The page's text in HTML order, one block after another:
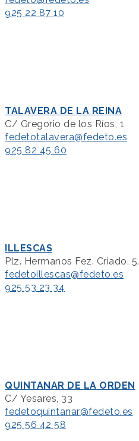
925 22 87 10
TALAVERA DE LA REINA
C/ Gregorio de los Ríos, 1
fedetotalavera@fedeto.es
925 82 45 60
ILLESCAS
Plz. Hermanos Fez. Criado, 5.
fedetoillescas@fedeto.es
925 53 23 34
QUINTANAR DE LA ORDEN
C/ Yesares, 33
fedetoquintanar@fedeto.es
925 56 42 58